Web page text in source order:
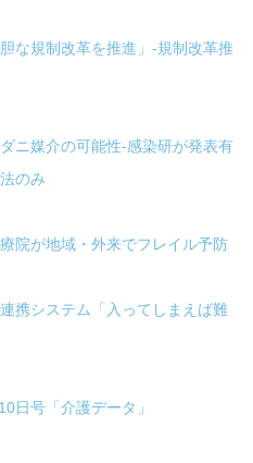
な規制改革を推進」-規制改革推
ニ媒介の可能性-感染研が発表有
のみ
院が地域・外来でフレイル予防
携システム「入ってしまえば難
日号「介護データ」